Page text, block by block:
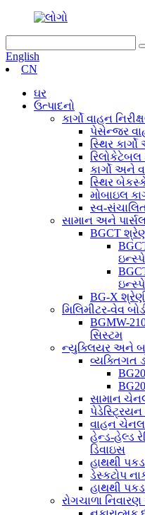
English
CN
ઘર
ઉત્પાદનો
કાર્ગો વાહન
પેસેન્જર
સ્થિર
રિલોકેટેબલ
કાર્ગો અને
સ્થિર
મોબાઇલ
સ્વ-
સામાન અને
BGCT
BG-X
મિલિમીટર-વેવ
BGMW-
સિસ્ટમ
ન્યુક્લિયર અને
વ્યક્તિગત
સામાન
પેડેસ્ટ્રિયન
વાહન ચેનલ
હેન્ડ-હેલ્ડ
ડિવાઇસ
હાથથી
ડેસ્કટોપ
હાથથી
રોગચાળા